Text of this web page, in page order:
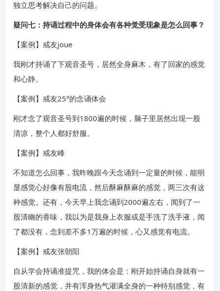
独立思考解决自己的问题。
疑问七：持诵过程中的身体会有各种觉受现象是怎么回事？
【案例】戒友joue
我刚才持诵了下观音圣号，居然全身麻木，有了回家的感觉
和心静。
【案例】戒友25°的念诵体会
刚才念了观音圣号到1800遍的时候，脑子里居然出现一股
清凉，整个人都好舒服。
【案例】戒友峰
不知道怎么回事，我昨晚跟今天念诵到一定量的时候，能明
显感觉心好像有股电流，然后酥麻酥麻的感觉，两三次有这
种感觉。还有，今天早上我念诵到2000遍左右，闻到了一
股清幽的香味，我以为是我身上衣服或是手洗了洗手液，闻
了都没有，念到差不多1万遍的时候，心又感觉有电流。
【案例】戒友张朝阳
自从学会持诵准提咒，我的体会是：刚开始持诵自身就有一
股清新的感觉，并有浑身热气灌满全身的一种特别感觉，有